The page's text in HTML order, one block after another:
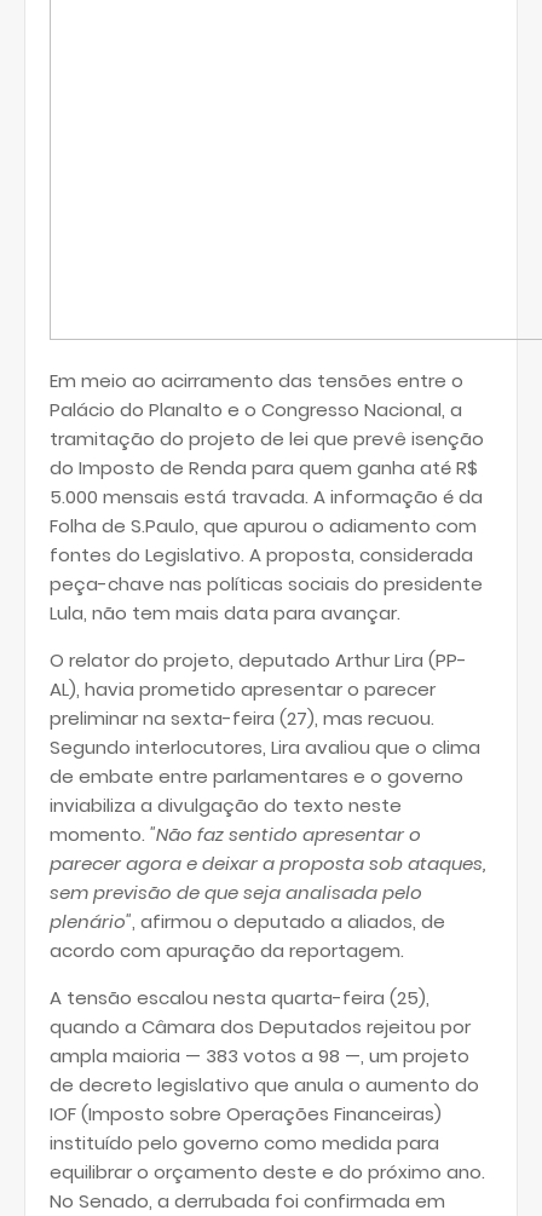
Em meio ao acirramento das tensões entre o
Palácio do Planalto e o Congresso Nacional, a
tramitação do projeto de lei que prevê isenção
do Imposto de Renda para quem ganha até R$
5.000 mensais está travada. A informação é da
Folha de S.Paulo, que apurou o adiamento com
fontes do Legislativo. A proposta, considerada
peça-chave nas políticas sociais do presidente
Lula, não tem mais data para avançar.
O relator do projeto, deputado Arthur Lira (PP-
AL), havia prometido apresentar o parecer
preliminar na sexta-feira (27), mas recuou.
Segundo interlocutores, Lira avaliou que o clima
de embate entre parlamentares e o governo
inviabiliza a divulgação do texto neste
momento. "Não faz sentido apresentar o
parecer agora e deixar a proposta sob ataques,
sem previsão de que seja analisada pelo
plenário", afirmou o deputado a aliados, de
acordo com apuração da reportagem.
A tensão escalou nesta quarta-feira (25),
quando a Câmara dos Deputados rejeitou por
ampla maioria — 383 votos a 98 —, um projeto
de decreto legislativo que anula o aumento do
IOF (Imposto sobre Operações Financeiras)
instituído pelo governo como medida para
equilibrar o orçamento deste e do próximo ano.
No Senado, a derrubada foi confirmada em